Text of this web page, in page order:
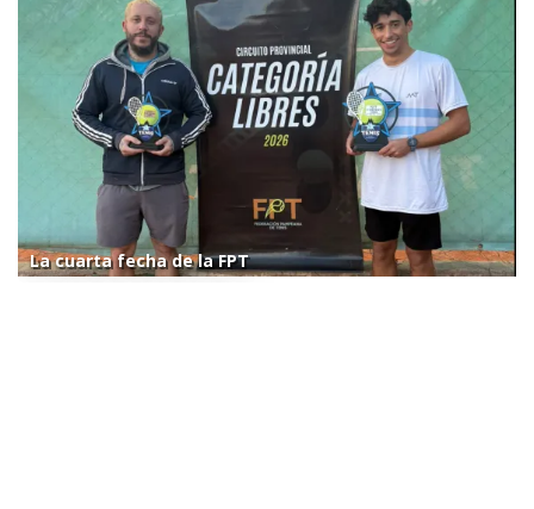
La cuarta fecha de la FPT